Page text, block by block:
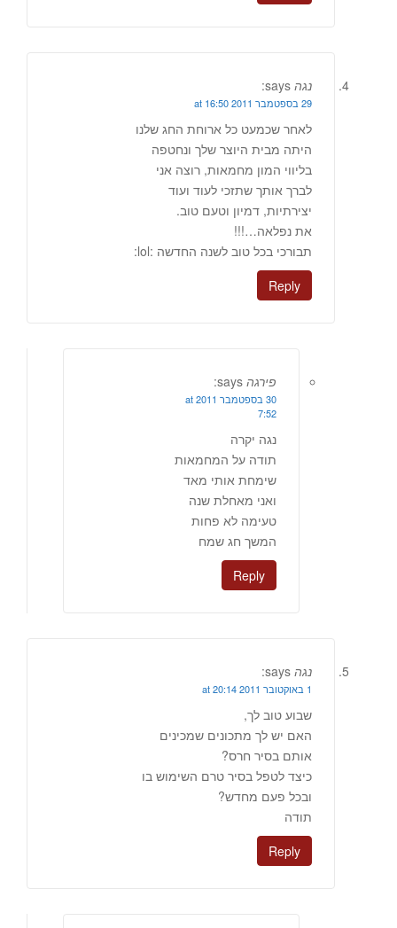
נגה says:
29 בספטמבר 2011 at 16:50
לאחר שכמעט כל ארוחת החג שלנו
היתה מבית היוצר שלך ונחטפה
בליווי המון מחמאות, רוצה אני
לברך אותך שתזכי לעוד ועוד
יצירתיות, דמיון וטעם טוב.
את נפלאה…!!!
תבורכי בכל טוב לשנה החדשה :lol:
Reply
פירגה says:
30 בספטמבר 2011 at
7:52
נגה יקרה
תודה על המחמאות
שימחת אותי מאד
ואני מאחלת שנה
טעימה לא פחות
המשך חג שמח
Reply
נגה says:
1 באוקטובר 2011 at 20:14
שבוע טוב לך,
האם יש לך מתכונים שמכינים
אותם בסיר חרס?
כיצד לטפל בסיר טרם השימוש בו
ובכל פעם מחדש?
תודה
Reply